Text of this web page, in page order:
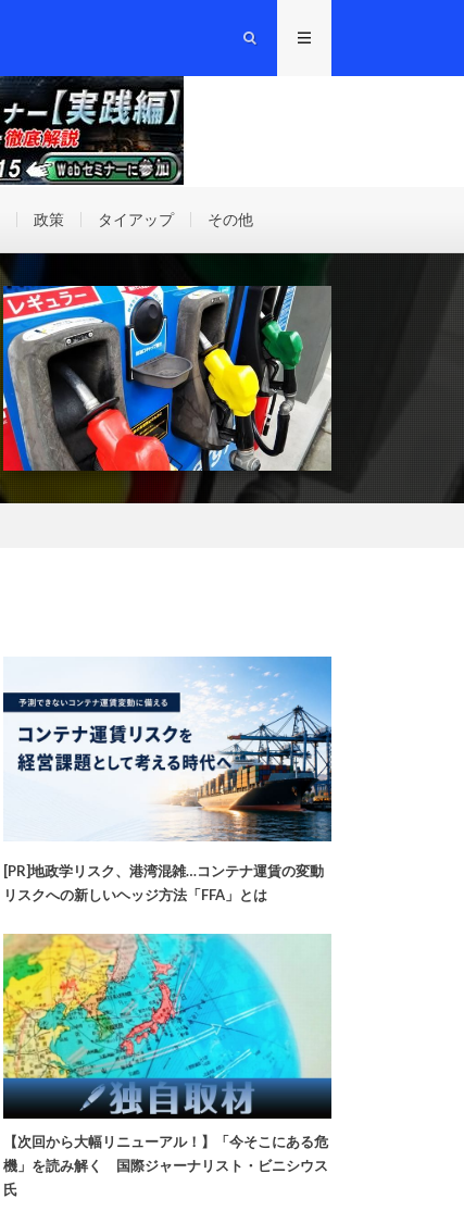
政策 タイアップ その他
[PR]地政学リスク、港湾混雑…コンテナ運賃の変動
リスクへの新しいヘッジ方法「FFA」とは
【次回から大幅リニューアル！】「今そこにある危
機」を読み解く 国際ジャーナリスト・ビニシウス
氏